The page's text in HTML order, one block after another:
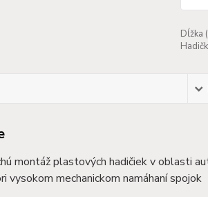
Dĺžka
montáž plastových hadičiek v oblasti
vysokom mechanickom namáhaní spojok